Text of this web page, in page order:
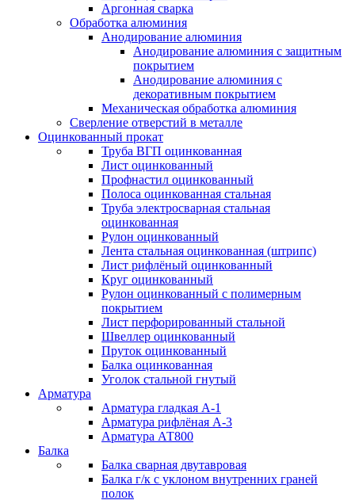
Аргонная сварка
Обработка алюминия
Анодирование алюминия
Анодирование алюминия с защитным
покрытием
Анодирование алюминия с
декоративным покрытием
Механическая обработка алюминия
Сверление отверстий в металле
Оцинкованный прокат
Труба ВГП оцинкованная
Лист оцинкованный
Профнастил оцинкованный
Полоса оцинкованная стальная
Труба электросварная стальная
оцинкованная
Рулон оцинкованный
Лента стальная оцинкованная (штрипс)
Лист рифлёный оцинкованный
Круг оцинкованный
Рулон оцинкованный с полимерным
покрытием
Лист перфорированный стальной
Швеллер оцинкованный
Пруток оцинкованный
Балка оцинкованная
Уголок стальной гнутый
Арматура
Арматура гладкая А-1
Арматура рифлёная А-3
Арматура АТ800
Балка
Балка сварная двутавровая
Балка г/к с уклоном внутренних граней
полок